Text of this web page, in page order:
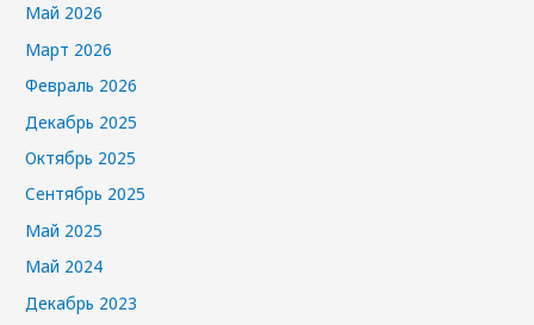
Май 2026
Март 2026
Февраль 2026
Декабрь 2025
Октябрь 2025
Сентябрь 2025
Май 2025
Май 2024
Декабрь 2023